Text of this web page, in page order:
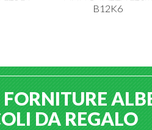
B12K6
DA REGALO